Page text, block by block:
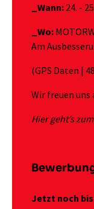
_Wann: 24. -
_Wo:
Am
(GPS Daten |
Wir freuen uns
Hier geht’s
Jetzt noch bis